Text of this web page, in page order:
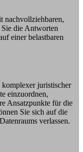
nachvollziehbaren,
die Antworten
einer belastbaren
juristischer
einzuordnen,
Ansatzpunkte für die
Sie sich auf die
verlassen.